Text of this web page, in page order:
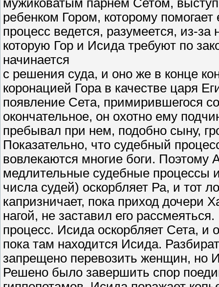
мужиковатым парнем Сетом,
ребенком Гором, которому
процесс ведется, разумеется, из-
которую Гор и Исида требуют по
начинается
с решения суда, и оно же в конце
коронацией Гора в качестве царя
появление Сета, примирившегося
окончательное, он охотно ему
пребывал при нем, подобно сыну,
Показательно, что судебный
вовлекаются многие боги. Поэтому
медлительные судебные процессы
числа судей) оскорбляет Ра, и тот
капризничает, пока приход дочери
нагой, не заставил его
процесс. Исида оскорбляет Сета, и
пока там находится Исида.
запрещено перевозить женщин, но
Решено было завершить спор